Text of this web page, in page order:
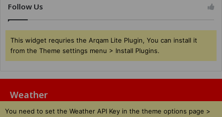
Follow Us
This widget requries the Arqam Lite Plugin, You can install it
from the Theme settings menu > Install Plugins.
Weather
You need to set the Weather API Key in the theme options page >